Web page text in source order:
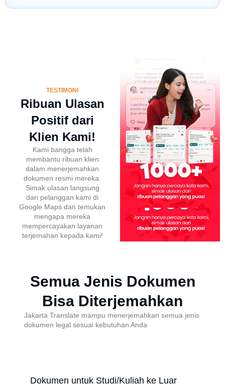
TESTIMONI
Ribuan Ulasan
Positif dari
Klien Kami!
Kami bangga telah
membantu ribuan klien
dalam menerjemahkan
dokumen resmi mereka.
Simak ulasan langsung
dari pelanggan kami di
Google Maps dan temukan
mengapa mereka
mempercayakan layanan
terjemahan kepada kami!
Semua Jenis Dokumen
Bisa Diterjemahkan
Jakarta Translate mampu menerjemahkan semua jenis
dokumen legal sesuai kebutuhan Anda
Dokumen untuk Studi/Kuliah ke Luar